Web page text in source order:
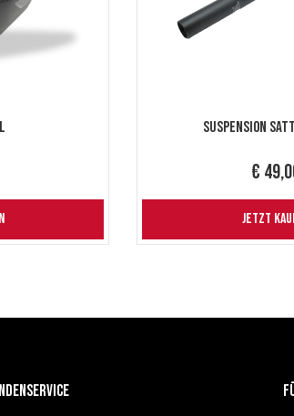
Suspension
€
JETZT